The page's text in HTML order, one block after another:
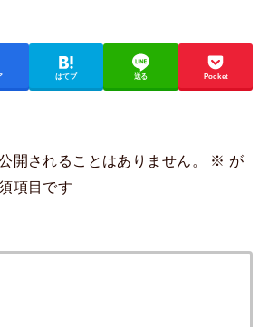
はてブ 送る Pocket
開されることはありません。 ※ が
項目です